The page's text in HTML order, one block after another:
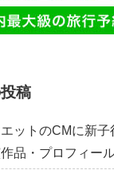
稿
ットのCMに新
品・プロフィー